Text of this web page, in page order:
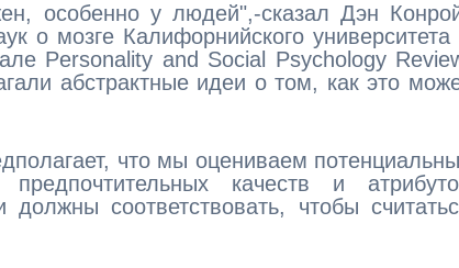
особенно у людей",-сказал Дэн
о мозге Калифорнийского университета
Personality and Social Psychology
абстрактные идеи о том, как это
что мы оцениваем
качеств и
соответствовать, чтобы